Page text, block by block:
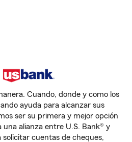
Cuando, donde y como los
ayuda para alcanzar sus
ser su primera y mejor opción
una alianza entre U.S. Bank® y
cuentas de cheques,